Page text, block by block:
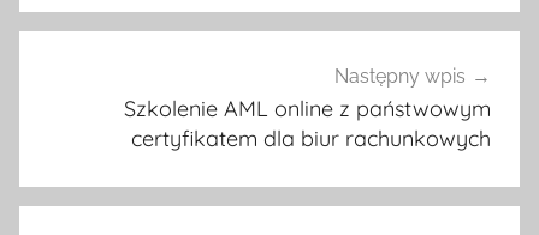
Następny wpis
Szkolenie AML online z państwowym
certyfikatem dla biur rachunkowych